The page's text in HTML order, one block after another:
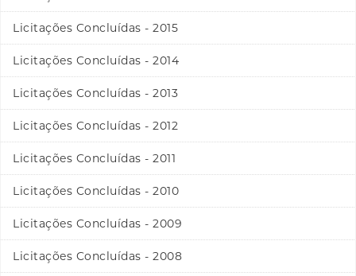
Licitações Concluídas - 2015
Licitações Concluídas - 2014
Licitações Concluídas - 2013
Licitações Concluídas - 2012
Licitações Concluídas - 2011
Licitações Concluídas - 2010
Licitações Concluídas - 2009
Licitações Concluídas - 2008